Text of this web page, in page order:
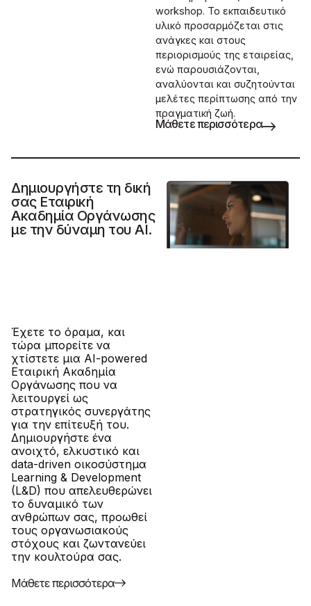
workshop. Το εκπαιδευτικό
υλικό προσαρμόζεται στις
ανάγκες και στους
περιορισμούς της εταιρείας,
ενώ παρουσιάζονται,
αναλύονται και συζητούνται
μελέτες περίπτωσης από την
πραγματική ζωή.
Μάθετε περισσότερα
Δημιουργήστε τη δική
σας Εταιρική
Ακαδημία Οργάνωσης
με την δύναμη του AI.
Έχετε το όραμα, και
τώρα μπορείτε να
χτίστετε μια AI-powered
Εταιρική Ακαδημία
Οργάνωσης που να
λειτουργεί ως
στρατηγικός συνεργάτης
για την επίτευξή του.
Δημιουργήστε ένα
ανοιχτό, ελκυστικό και
data-driven οικοσύστημα
Learning & Development
(L&D) που απελευθερώνει
το δυναμικό των
ανθρώπων σας, προωθεί
τους οργανωσιακούς
στόχους και ζωντανεύει
την κουλτούρα σας.
Μάθετε περισσότερα